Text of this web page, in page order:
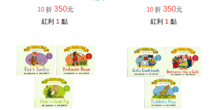
10 折 350元
紅利 1 點
10 折 350元
紅利 1 點